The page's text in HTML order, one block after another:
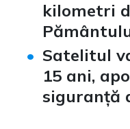
kilometri
Satelitul
15 ani,
siguranță